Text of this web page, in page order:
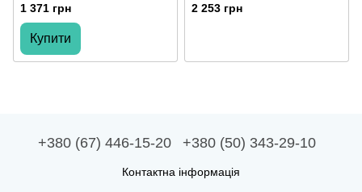
1 371 грн
Купити
LIMITED EDITION
2 253 грн
+380 (67) 446-15-20 +380 (50) 343-29-10
Контактна інформація